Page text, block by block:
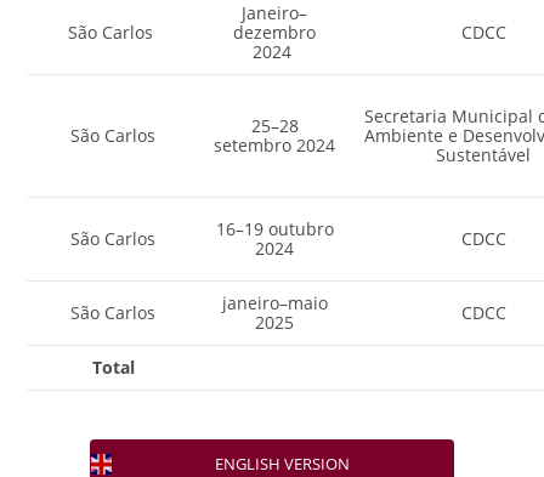
São Carlos
Janeiro–
dezembro
2024
CDCC
São Carlos
25–28
setembro 2024
Secretaria Municipal
Ambiente e
Sustentável
São Carlos
16–19 outubro
2024
CDCC
São Carlos
janeiro–maio
2025
CDCC
Total
ENGLISH VERSION